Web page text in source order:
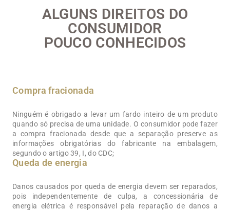
ALGUNS DIREITOS DO
CONSUMIDOR
POUCO CONHECIDOS
Compra fracionada
Ninguém é obrigado a levar um fardo inteiro de um produto
quando só precisa de uma unidade. O consumidor pode fazer
a compra fracionada desde que a separação preserve as
informações obrigatórias do fabricante na embalagem,
segundo o artigo 39, I, do CDC;
Queda de energia
Danos causados por queda de energia devem ser reparados,
pois independentemente de culpa, a concessionária de
energia elétrica é responsável pela reparação de danos a